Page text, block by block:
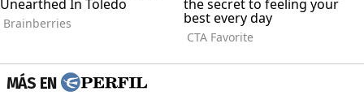
MÁS EN